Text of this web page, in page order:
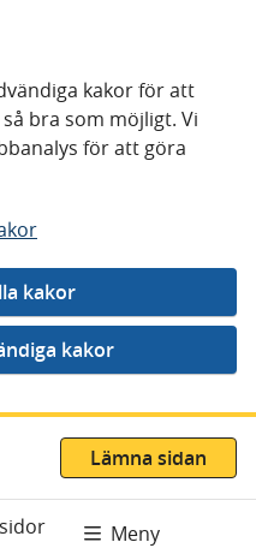
kakor för att
bra som möjligt. Vi
för att göra
Lämna sidan
Meny